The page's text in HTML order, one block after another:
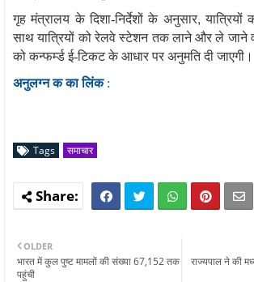
गृह मंत्रालय के दिशा-निर्देशों के अनुसार,यात्रियों
साथ यात्रियों को रेलवे स्टेशन तक लाने और ले जाने
को कन्फर्म्ड ई-टिकट के आधार पर अनुमति दी जाएगी।
अनुलग्न क का लिंक:
Tags समाचार
राज्यपाल ने की
OLDER
भारत में कुल पुष्ट मामलों की संख्या 67,152 तक
पहुंची